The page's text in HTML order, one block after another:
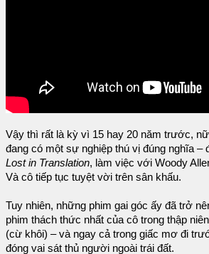
Vậy thì rất là kỳ vì 15 hay 20 năm trước,
đang có một sự nghiệp thú vị đúng nghĩa –
Lost in Translation, làm việc với Woody
Và cô tiếp tục tuyệt vời trên sân khấu.
Tuy nhiên, những phim gai góc ấy đã trở
phim thách thức nhất của cô trong thập
(cừ khôi) – và ngay cả trong giấc mơ đi
đóng vai sát thủ người ngoài trái đất.